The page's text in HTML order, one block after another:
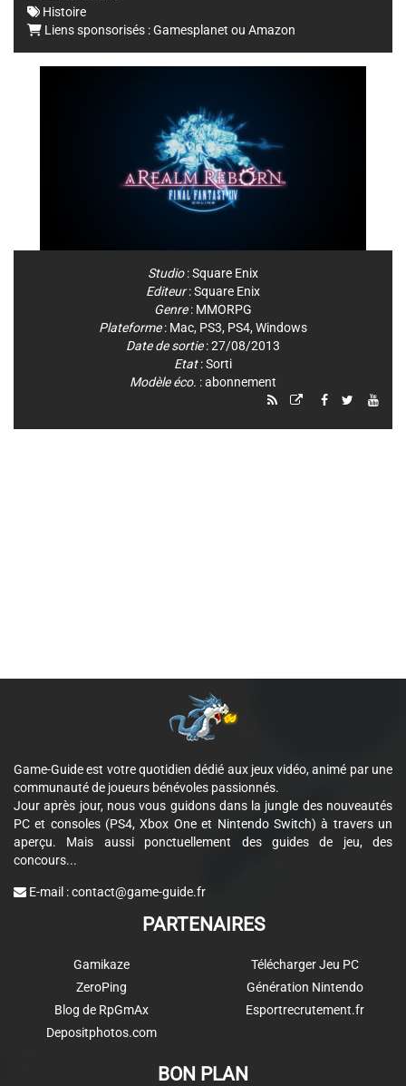
Histoire
Liens sponsorisés :Gamesplanet ou Amazon
Studio:Square Enix
Editeur:Square Enix
Genre: MMORPG
Plateforme: Mac, PS3, PS4, Windows
Date de sortie: 27/08/2013
Etat: Sorti
Modèle éco. : abonnement
Game-Guide est votre quotidien dédié aux jeux vidéo, animé par une
communauté de joueurs bénévoles passionnés.
Jour après jour, nous vous guidons dans la jungle des nouveautés
PC et consoles (PS4, Xbox One et Nintendo Switch) à travers un
aperçu. Mais aussi ponctuellement des guides de jeu, des
concours...
E-mail :contact@game-guide.fr
PARTENAIRES
Gamikaze
ZeroPing
Blog de RpGmAx
Depositphotos.com
Télécharger Jeu PC
Génération Nintendo
Esportrecrutement.fr
BON PLAN